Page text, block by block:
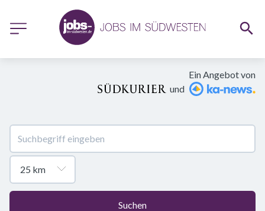
Ein Angebot von
und
Suchen